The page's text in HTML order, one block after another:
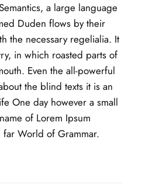
a large language
Duden flows by their
the necessary regelialia. It
in which roasted parts of
Even the all-powerful
the blind texts it is an
One day however a small
of Lorem Ipsum
World of Grammar.